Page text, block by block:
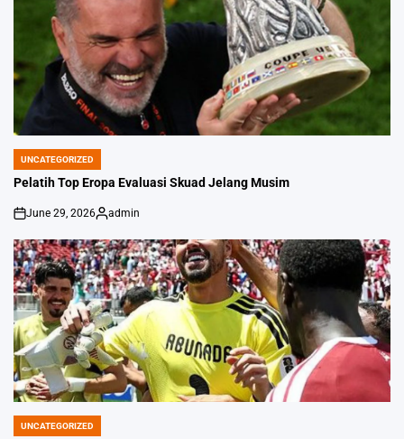
POSTED
IN
UNCATEGORIZED
Pelatih Top Eropa Evaluasi Skuad Jelang Musim
on
June 29, 2026
Posted
admin
POSTED
UNCATEGORIZED